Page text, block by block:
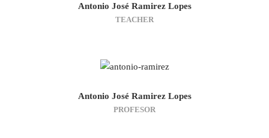
Antonio José Ramirez Lopes
TEACHER
Antonio José Ramirez Lopes
PROFESOR